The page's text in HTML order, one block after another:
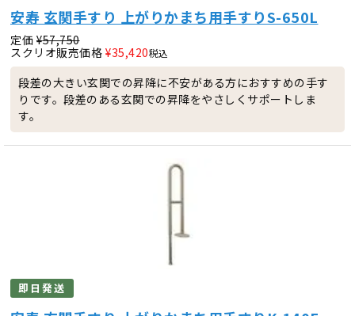
安寿 玄関手すり 上がりかまち用手すりS-650L
定価 ¥57,750
スクリオ販売価格 ¥35,420税込
段差の大きい玄関での昇降に不安がある方におすすめの手す
りです。段差のある玄関での昇降をやさしくサポートしま
す。
即日発送